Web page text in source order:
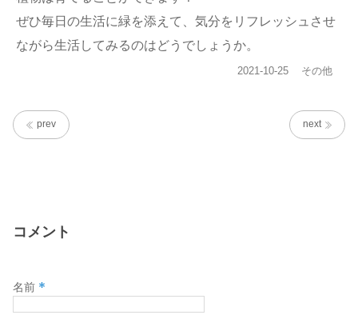
ぜひ毎日の生活に緑を添えて、気分をリフレッシュさせ
ながら生活してみるのはどうでしょうか。
投
2021-10-25
カ
リ
ー
その他
prev next
コメント
名前 *